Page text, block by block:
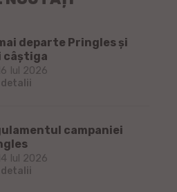
departe Pringles și
câștiga
Iul 2026
detalii
campaniei
Iul 2026
detalii